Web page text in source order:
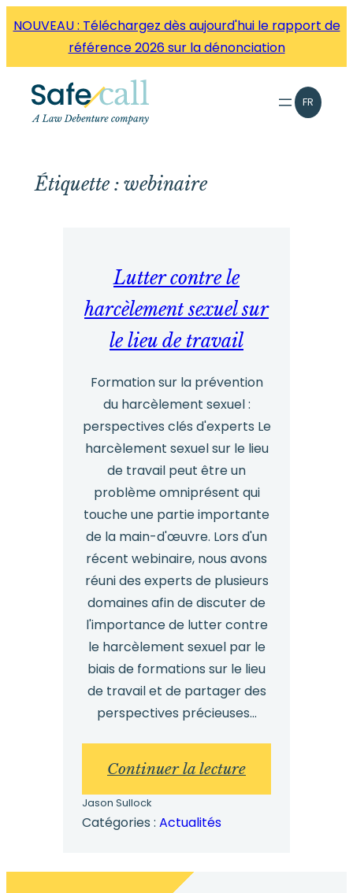
directement
contenu
NOUVEAU : Téléchargez dès aujourd'hui le rapport de
référence 2026 sur la dénonciation
FR
Étiquette : webinaire
Lutter contre le
harcèlement sexuel sur
le lieu de travail
Formation sur la prévention
du harcèlement sexuel :
perspectives clés d'experts Le
harcèlement sexuel sur le lieu
de travail peut être un
problème omniprésent qui
touche une partie importante
de la main-d'œuvre. Lors d'un
récent webinaire, nous avons
réuni des experts de plusieurs
domaines afin de discuter de
l'importance de lutter contre
le harcèlement sexuel par le
biais de formations sur le lieu
de travail et de partager des
perspectives précieuses...
Continuer la lecture:
Lutter
Jason Sullock
Catégories : Actualités